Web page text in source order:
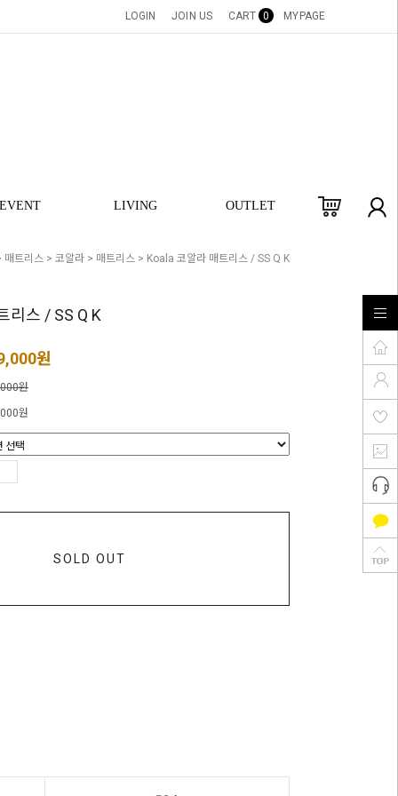
LOGIN JOIN US CART 0 MYPAGE
LIVING OUTLET
매트리스 > 코알라 > 매트리스 > Koala 코알라 매트리스 / SS Q K
리스 / SS Q K
원
원
원
SOLD OUT